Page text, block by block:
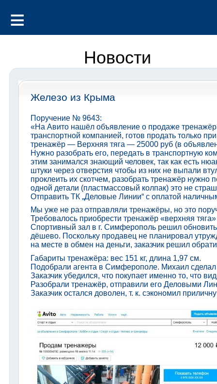
Новости
Железо из Крыма
Поручение № 9643:
«На Авито нашёл объявление о продаже
транспортной компанией, готов продать только
тренажёр — Верхняя тяга — 25000 руб (в
Нужно разобрать его, передать в транспортную
этим занимался знающий человек, так как есть
штуки через отверстия чтобы из них не выпали
проклеить их скотчем, разобрать тренажёр
одной детали (пластмассовый колпак) это не
Отправить ТК „Деловые Линии“ с оплатой
Мы уже не раз отправляли тренажёры, но это
Требовалось приобрести тренажёр «верхняя
Спортивный зал в г. Симферополь решил
дёшево. Поскольку продавец не планировал
на месте в обмен на деньги, заказчик решил
Габариты тренажёра: вес 151 кг, длина 1,97 см.
Подобрали агента в Симферополе. Михаил
Заказчик убедился, что покупает именно то, что
Разобрали тренажёр, отправили его Деловыми
Заказчик остался доволен, т. к. сэкономил